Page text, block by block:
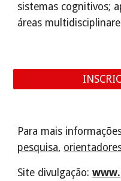
sistemas cognitivos;
áreas
Para mais
pesquisa,
Site divulgação: